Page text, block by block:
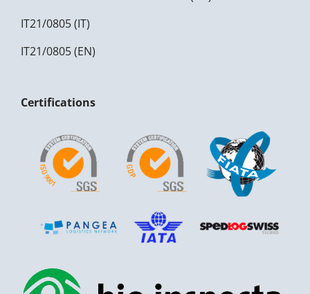
IT21/0805 (IT)
IT21/0805 (EN)
Certifications